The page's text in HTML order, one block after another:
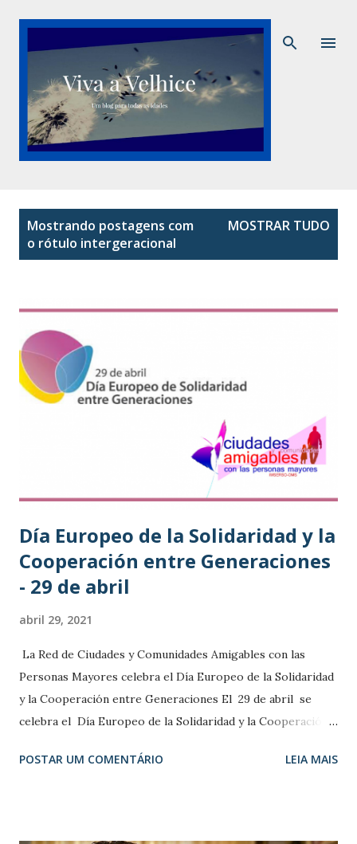
Pular para o conteúdo principal
Mostrando postagens com
o rótulo intergeracional
MOSTRAR TUDO
Día Europeo de la Solidaridad y la
Cooperación entre Generaciones
- 29 de abril
abril 29, 2021
La Red de Ciudades y Comunidades Amigables con las
Personas Mayores celebra el Día Europeo de la Solidaridad
y la Cooperación entre Generaciones El 29 de abril se
celebra el Día Europeo de la Solidaridad y la Cooperación
organizaciones como la Plataforma Europea de Personas
POSTAR UM COMENTÁRIO LEIA MAIS